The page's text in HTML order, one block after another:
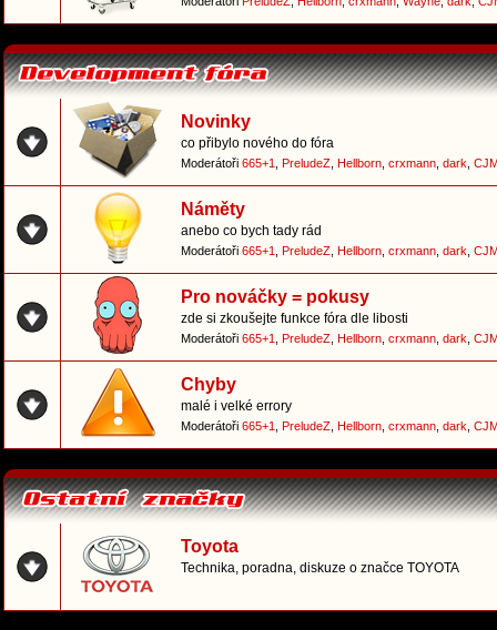
Novinky
co přibylo nového do fóra
Moderátoři 665+1 PreludeZ Hellborn crxmann dark
Náměty
anebo co bych tady rád
Moderátoři 665+1 PreludeZ Hellborn crxmann dark
Pro nováčky = pokusy
zde si zkoušejte funkce fóra dle libosti
Moderátoři 665+1 PreludeZ Hellborn crxmann dark
Chyby
malé i velké errory
Moderátoři 665+1 PreludeZ Hellborn crxmann dark
Toyota
Technika, poradna, diskuze o značce TOYOTA